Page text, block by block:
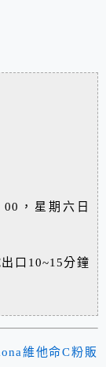
，星期六日
口10~15分鐘
維他命C粉販